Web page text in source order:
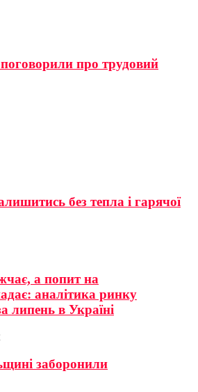
про трудовий
без тепла і гарячої
а попит на
аналітика ринку
липень в Україні
заборонили